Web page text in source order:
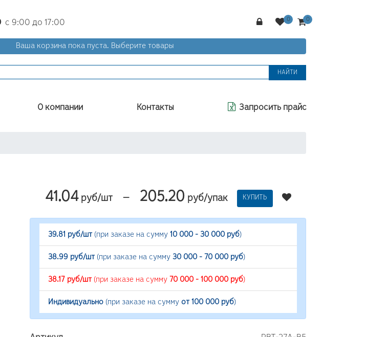
с 9:00 до 17:00
Ваша корзина пока пуста. Выберите товары
НАЙТИ
О компании Контакты Запросить прайс
41.04руб/шт — 205.20 руб/упак КУПИТЬ
39.81 руб/шт(при заказе на сумму 10 000 - 30 000 руб)
38.99 руб/шт(при заказе на сумму 30 000 - 70 000 руб)
38.17 руб/шт(при заказе на сумму 70 000 - 100 000 руб)
Индивидуально (при заказе на сумму от 100 000 руб)